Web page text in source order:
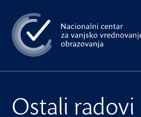
na
glavni
sadržaj
Ostali